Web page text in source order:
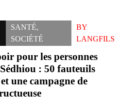
SANTÉ,
SOCIÉTÉ
BY
LANGFILS
pour les personnes
: 50 fauteuils
une campagne de